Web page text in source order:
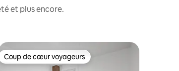
et plus encore.
Coup de cœur voyageurs
Coup de cœur voyageurs